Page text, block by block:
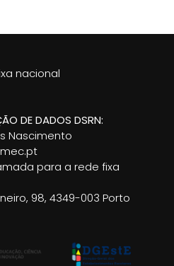
nacional
DE DADOS DSRN:
Nascimento
para a rede fixa
98, 4349-003 Porto